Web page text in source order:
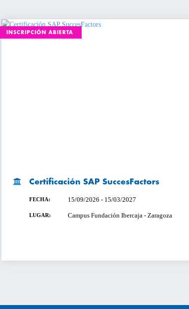
INSCRIPCIÓN ABIERTA
Certificación SAP SuccesFactors
FECHA: 15/09/2026 - 15/03/2027
LUGAR: Campus Fundación Ibercaja - Zaragoza